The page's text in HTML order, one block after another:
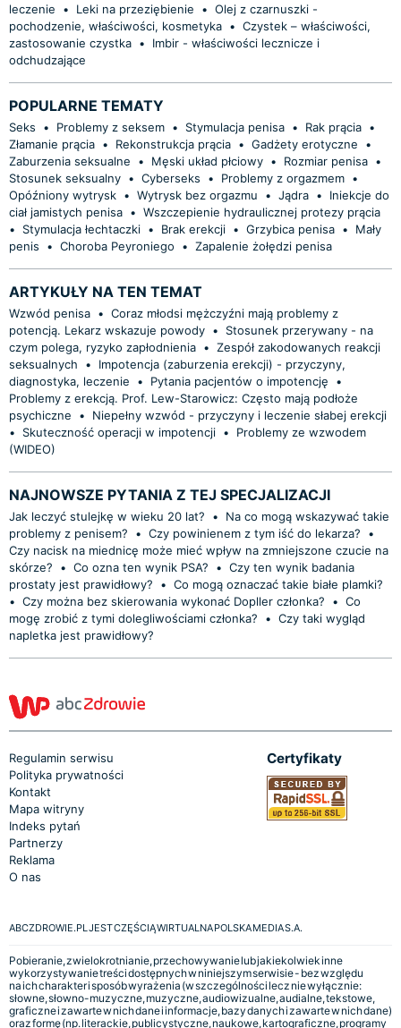
leczenie
• Leki na przeziębienie • Olej z czarnuszki -
pochodzenie, właściwości, kosmetyka • Czystek – właściwości,
zastosowanie czystka •
Imbir - właściwości lecznicze i
odchudzające
POPULARNE TEMATY
Seks • Problemy z seksem • Stymulacja penisa • Rak prącia •
Złamanie prącia • Rekonstrukcja prącia • Gadżety erotyczne
•
Zaburzenia seksualne
• Męski układ płciowy • Rozmiar penisa •
Stosunek seksualny • Cyberseks • Problemy z orgazmem •
Opóźniony wytrysk • Wytrysk bez orgazmu • Jądra •
Iniekcje do
ciał jamistych penisa • Wszczepienie hydraulicznej protezy prącia
•
Stymulacja łechtaczki • Brak erekcji • Grzybica penisa •
Mały
penis
• Choroba Peyroniego • Zapalenie żołędzi penisa
ARTYKUŁY NA TEN TEMAT
Wzwód penisa • Coraz młodsi mężczyźni mają problemy z
potencją. Lekarz wskazuje powody •
Stosunek przerywany - na
czym polega, ryzyko zapłodnienia • Zespół zakodowanych reakcji
seksualnych
•
Impotencja (zaburzenia erekcji) - przyczyny,
diagnostyka, leczenie
• Pytania pacjentów o impotencję
•
Problemy z erekcją. Prof. Lew-Starowicz: Często mają podłoże
psychiczne
•
Niepełny wzwód - przyczyny i leczenie słabej erekcji
•
Skuteczność operacji w impotencji •
Problemy ze wzwodem
(WIDEO)
NAJNOWSZE PYTANIA Z TEJ SPECJALIZACJI
Jak leczyć stulejkę w wieku 20 lat? •
Na co mogą wskazywać takie
problemy z penisem?
• Czy powinienem z tym iść do lekarza?
•
Czy nacisk na miednicę może mieć wpływ na zmniejszone czucie na
skórze?
• Co ozna ten wynik PSA? • Czy ten wynik badania
prostaty jest prawidłowy?
• Co mogą oznaczać takie białe plamki?
• Czy można bez skierowania wykonać Dopller członka? • Co
mogę zrobić z tymi dolegliwościami członka?
• Czy taki wygląd
napletka jest prawidłowy?
Regulamin serwisu
Polityka prywatności
Kontakt
Mapa witryny
Indeks pytań
Partnerzy
Reklama
O nas
Certyfikaty
ABCZDROWIE.PL JEST CZĘŚCIĄ WIRTUALNA POLSKA MEDIA S.A.
Pobieranie, zwielokrotnianie, przechowywanie lub jakiekolwiek inne
wykorzystywanie treści dostępnych w niniejszym serwisie - bez względu
na ich charakter i sposób wyrażenia (w szczególności lecz nie wyłącznie:
słowne, słowno-muzyczne, muzyczne, audiowizualne, audialne, tekstowe,
graficzne i zawarte w nich dane i informacje, bazy danych i zawarte w nich dane)
oraz formę (np. literackie, publicystyczne, naukowe, kartograficzne, programy